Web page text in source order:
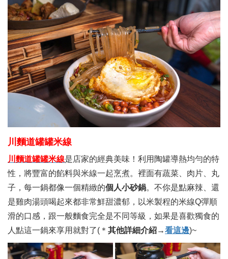
川麵道罐罐米線
川麵道罐罐米線是店家的經典美味！利用陶罐導熱均勻的特
性，將豐富的餡料與米線一起烹煮。裡面有蔬菜、肉片、丸
子，每一鍋都像一個精緻的個人小砂鍋。不你是點麻辣、還
是雞肉湯頭喝起來都非常鮮甜濃郁，以米製程的米線Q彈順
滑的口感，跟一般麵食完全是不同等級，如果是喜歡獨食的
人點這一鍋來享用就對了(＊ 其他詳細介紹→看這邊)~